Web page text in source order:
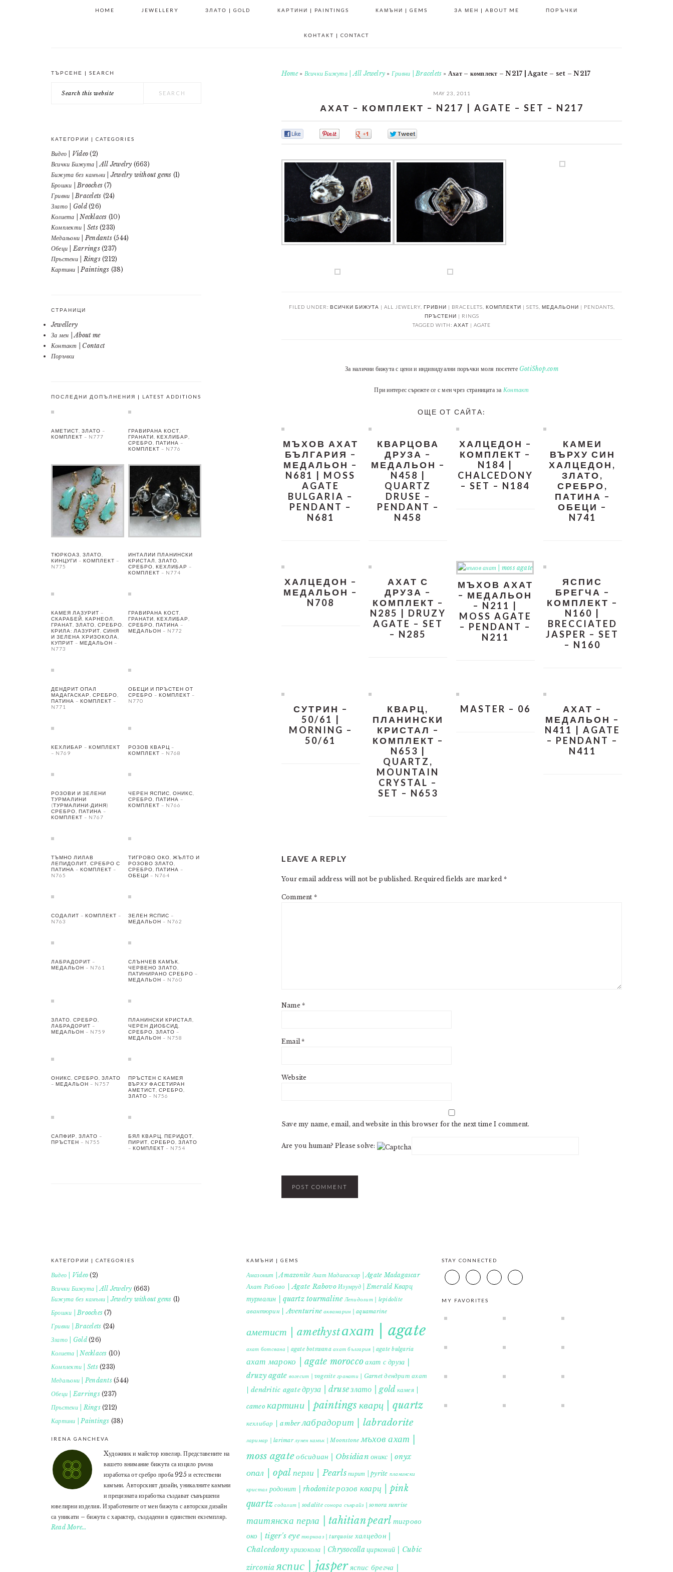
HOME JEWELLERY ЗЛАТО | GOLD КАРТИНИ | PAINTINGS КАМЪНИ | GEMS ЗА МЕН | ABOUT ME ПОРЪЧКИ
КОНТАКТ | CONTACT
Home» Всички Бижута | All Jewelry » Гривни | Bracelets » Ахат – комплект – N217 | Agate – set – N217
MAY 23, 2011
АХАТ – КОМПЛЕКТ – N217 | AGATE – SET – N217
FILED UNDER: ВСИЧКИ БИЖУТА | ALL JEWELRY, ГРИВНИ | BRACELETS КОМПЛЕКТИ | SETS МЕДАЛЬОНИ | PENDANTS
ПРЪСТЕНИ | RINGS
TAGGED WITH: АХАТ | AGATE
За налични бижута с цени и индивидуални поръчки моля посетете GotiShop.com
При интерес сърежте се с мен чрез страницата за Контакт
ОЩЕ ОТ САЙТА:
МЪХОВ АХАТ
БЪЛГАРИЯ –
МЕДАЛЬОН –
N681 | MOSS
AGATE
BULGARIA –
PENDANT –
N681
КВАРЦОВА
ДРУЗА –
МЕДАЛЬОН –
N458 |
QUARTZ
DRUSE –
PENDANT –
N458
ХАЛЦЕДОН –
КОМПЛЕКТ –
N184 |
CHALCEDONY
– SET – N184
КАМЕИ
ВЪРХУ СИН
ХАЛЦЕДОН,
ЗЛАТО,
СРЕБРО,
ПАТИНА –
ОБЕЦИ –
N741
ХАЛЦЕДОН –
МЕДАЛЬОН –
N708
АХАТ С
ДРУЗА –
КОМПЛЕКТ –
N285 | DRUZY
AGATE – SET
– N285
МЪХОВ АХАТ
– МЕДАЛЬОН
– N211 |
MOSS AGATE
– PENDANT –
N211
ЯСПИС
БРЕГЧА –
КОМПЛЕКТ –
N160 |
BRECCIATED
JASPER – SET
– N160
СУТРИН –
50/61 |
MORNING –
50/61
КВАРЦ,
ПЛАНИНСКИ
КРИСТАЛ –
КОМПЛЕКТ –
N653 |
QUARTZ,
MOUNTAIN
CRYSTAL –
SET – N653
MASTER – 06
АХАТ –
МЕДАЛЬОН –
N411 | AGATE
– PENDANT –
N411
INTERACTIONS
LEAVE A REPLY
Your email address will not be published. Required fields are marked *
Comment *
Name*
Email*
Website
Save my name, email, and website in this browser for the next time I comment.
Are you human? Please solve:
PRIMARY
SIDEBAR
ТЪРСЕНЕ | SEARCH
this
КАТЕГОРИИ | CATEGORIES
Видео | Video (2)
Всички Бижута | All Jewelry (663)
Бижута без камъни | Jewelry without gems (1)
Брошки | Brooches (7)
Гривни | Bracelets (24)
Злато | Gold(26)
Колиета | Necklaces (10)
Комплекти | Sets(233)
Медальони | Pendants(544)
Обеци | Earrings(237)
Пръстени | Rings(212)
Картини | Paintings (38)
СТРАНИЦИ
Jewellery
За мен | About me
Контакт | Contact
Поръчки
ПОСЛЕДНИ ДОПЪЛНЕНИЯ | LATEST ADDITIONS
АМЕТИСТ, ЗЛАТО –
КОМПЛЕКТ – N777
ГРАВИРАНА КОСТ,
ГРАНАТИ, КЕХЛИБАР,
СРЕБРО, ПАТИНА –
КОМПЛЕКТ – N776
ТЮРКОАЗ, ЗЛАТО,
КИНЦУГИ – КОМПЛЕКТ –
N775
ИНТАЛИИ ПЛАНИНСКИ
КРИСТАЛ, ЗЛАТО,
СРЕБРО, КЕХЛИБАР –
КОМПЛЕКТ – N774
КАМЕЯ ЛАЗУРИТ –
СКАРАБЕЙ, КАРНЕОЛ,
ГРАНАТ, ЗЛАТО, СРЕБРО.
КРИЛА: ЛАЗУРИТ, СИНЯ
И ЗЕЛЕНА ХРИЗОКОЛА,
КУПРИТ – МЕДАЛЬОН –
N773
ГРАВИРАНА КОСТ,
ГРАНАТИ, КЕХЛИБАР,
СРЕБРО, ПАТИНА –
МЕДАЛЬОН – N772
ДЕНДРИТ ОПАЛ
МАДАГАСКАР, СРЕБРО,
ПАТИНА – КОМПЛЕКТ –
N771
ОБЕЦИ И ПРЪСТЕН ОТ
СРЕБРО – КОМПЛЕКТ –
N770
КЕХЛИБАР – КОМПЛЕКТ
– N769
РОЗОВ КВАРЦ –
КОМПЛЕКТ – N768
РОЗОВИ И ЗЕЛЕНИ
ТУРМАЛИНИ
(ТУРМАЛИНИ-ДИНЯ)
СРЕБРО, ПАТИНА –
КОМПЛЕКТ – N767
ЧЕРЕН ЯСПИС, ОНИКС,
СРЕБРО, ПАТИНА –
КОМПЛЕКТ – N766
ТЪМНО ЛИЛАВ
ЛЕПИДОЛИТ, СРЕБРО С
ПАТИНА – КОМПЛЕКТ –
N765
ТИГРОВО ОКО, ЖЪЛТО И
РОЗОВО ЗЛАТО,
СРЕБРО, ПАТИНА –
ОБЕЦИ – N764
СОДАЛИТ – КОМПЛЕКТ –
N763
ЗЕЛЕН ЯСПИС –
МЕДАЛЬОН – N762
ЛАБРАДОРИТ –
МЕДАЛЬОН – N761
СЛЪНЧЕВ КАМЪК,
ЧЕРВЕНО ЗЛАТО,
ПАТИНИРАНО СРЕБРО –
МЕДАЛЬОН – N760
ЗЛАТО, СРЕБРО,
ЛАБРАДОРИТ –
МЕДАЛЬОН – N759
ПЛАНИНСКИ КРИСТАЛ,
ЧЕРЕН ДИОБСИД,
СРЕБРО, ЗЛАТО –
МЕДАЛЬОН – N758
ОНИКС, СРЕБРО, ЗЛАТО
– МЕДАЛЬОН – N757
ПРЪСТЕН С КАМЕЯ
ВЪРХУ ФАСЕТИРАН
АМЕТИСТ, СРЕБРО,
ЗЛАТО – N756
САПФИР, ЗЛАТО –
ПРЪСТЕН – N755
БЯЛ КВАРЦ, ПЕРИДОТ,
ПИРИТ, СРЕБРО, ЗЛАТО
– КОМПЛЕКТ – N754
КАТЕГОРИИ | CATEGORIES
Видео | Video (2)
Всички Бижута | All Jewelry (663)
Бижута без камъни | Jewelry without gems (1)
Брошки | Brooches (7)
Гривни | Bracelets (24)
Злато | Gold(26)
Колиета | Necklaces (10)
Комплекти | Sets(233)
Медальони | Pendants(544)
Обеци | Earrings(237)
Пръстени | Rings(212)
Картини | Paintings (38)
IRENA GANCHEVA
Xудожник и майстор ювелир. Представените на
вашето внимание бижута са изцяло ръчна
изработка от сребро проба 925 и естествени
камъни. Авторският дизайн, уникалните камъни
и прецизната изработка създават съвършени
ювелирни изделия. Изработените от мен бижута с авторски дизайн
са уникати – бижута с характер, създадени в единствен екземпляр.
Read More…
КАМЪНИ | GEMS
Амазонит | Amazonite Ахат Мадагаскар | Agate Madagascar
Ахат Рабово | Agate Rabovo Изумруд | Emerald Кварц
турмалин | quartz tourmaline Лепидолит | lepidolite
авантюрин | Aventurine аквамарин | aquamarine
аметист | amethystахат | agate
ахат ботсвана | agate botswana ахат българия | agate bulgaria
ахат мароко | agate moroccoахат с друза |
druzy agate вогесит | vogesite гранати | Garnet дендрит ахат
| dendritic agateдруза | druseзлато | gold камея |
cameo картини | paintings кварц | quartz
кехлибар | amberлабрадорит | labradorite
ларимар | larimar лунен камък | Moonstone мъхов ахат |
moss agateобсидиан | Obsidian оникс | onyx
опал | opal перли | Pearls пирит | pyrite планински
кристал родонит | rhodoniteрозов кварц | pink
quartz содалит | sodalite сонора сънрайз | sonora sunrise
таитянска перла | tahitian pearl тигрово
око | tiger's eye тюркоаз | turquoise халцедон |
Chalcedonyхризокола | Chrysocolla цирконий | Cubic
zirconia яспис | jasperяспис брегча |
STAY CONNECTED
MY FAVORITES